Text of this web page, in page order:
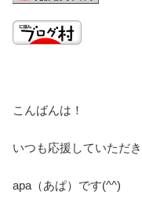
こんばんは！
いつも応援していただ
apa（あぱ）です(^^)